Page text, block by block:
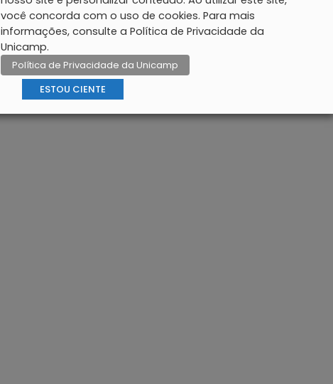
você concorda com o uso de cookies. Para mais
informações, consulte a Política de Privacidade da
Unicamp.
Política de Privacidade da Unicamp
ESTOU CIENTE